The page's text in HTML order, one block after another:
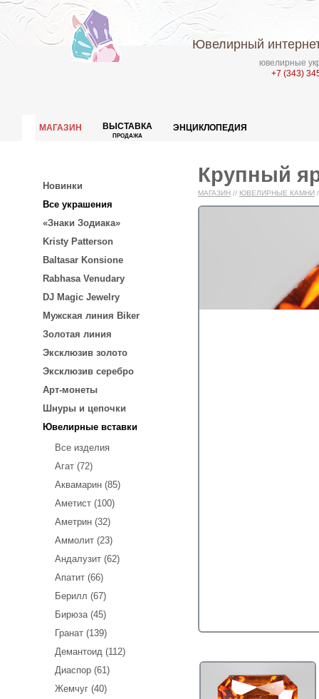
Ювелирный
ювелирные
+7 (343)
МАГАЗИН ВЫСТАВКА
ПРОДАЖА
ЭНЦИКЛОПЕДИЯ
Новинки
Все украшения
«Знаки Зодиака»
Kristy Patterson
Baltasar Konsione
Rabhasa Venudary
DJ Magic Jewelry
Мужская линия Biker
Золотая линия
Эксклюзив золото
Эксклюзив серебро
Арт-монеты
Шнуры и цепочки
Ювелирные вставки
Все изделия
Агат (72)
Аквамарин (85)
Аметист (100)
Аметрин (32)
Аммолит (23)
Андалузит (62)
Апатит (66)
Берилл (67)
Бирюза (45)
Гранат (139)
Демантоид (112)
Диаспор (61)
Жемчуг (40)
Крупный
МАГАЗИН // ЮВЕЛИРНЫЕ КАМНИ